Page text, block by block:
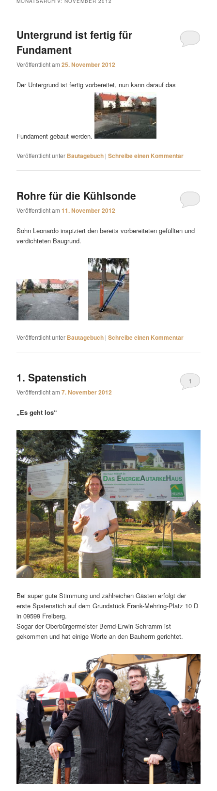
Untergrund ist fertig für
Fundament
Veröffentlicht am25. November 2012
Der Untergrund ist fertig vorbereitet, nun kann darauf das
Fundament gebaut werden.
Veröffentlicht unter Bautagebuch |Schreibe einen Kommentar
Rohre für die Kühlsonde
Veröffentlicht am11. November 2012
Sohn Leonardo inspiziert den bereits vorbereiteten gefüllten und
verdichteten Baugrund.
Veröffentlicht unter Bautagebuch |Schreibe einen Kommentar
1. Spatenstich
Veröffentlicht am7. November 2012
1
„Es geht los“
Bei super gute Stimmung und zahlreichen Gästen erfolgt der
erste Spatenstich auf dem Grundstück Frank-Mehring-Platz 10 D
in 09599 Freiberg.
Sogar der Oberbürgermeister Bernd-Erwin Schramm ist
gekommen und hat einige Worte an den Bauherrn gerichtet.